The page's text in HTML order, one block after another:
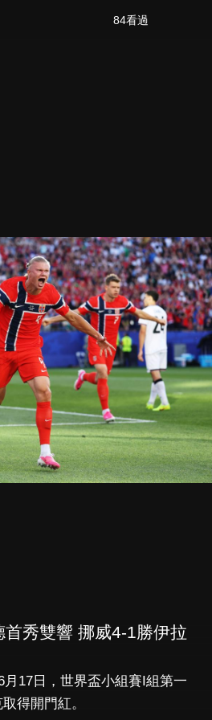
84看過
秀雙響 挪威4-1勝伊拉
17日，世界盃小組賽I組第一
得開門紅。